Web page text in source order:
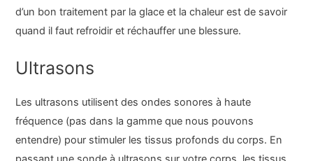
d’un bon traitement par la glace et la chaleur est de savoir
quand il faut refroidir et réchauffer une blessure.
Ultrasons
Les ultrasons utilisent des ondes sonores à haute
fréquence (pas dans la gamme que nous pouvons
entendre) pour stimuler les tissus profonds du corps. En